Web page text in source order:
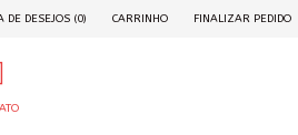
DE DESEJOS (0) CARRINHO FINALIZAR PEDIDO